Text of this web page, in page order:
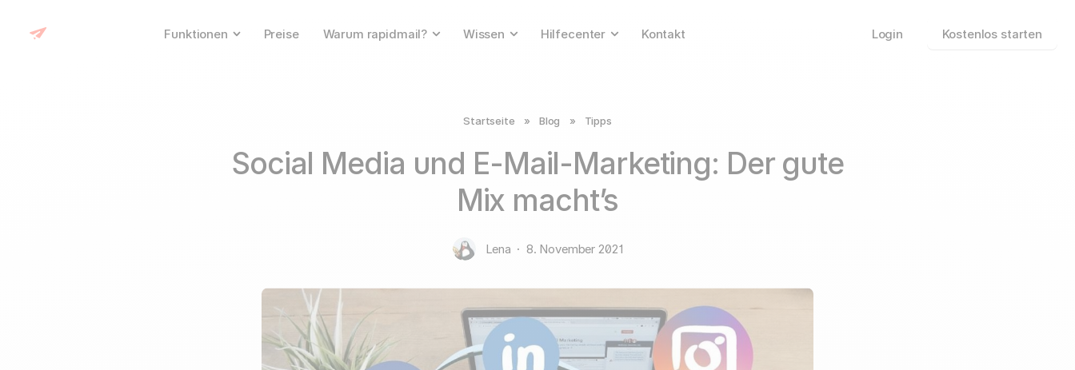
Funktionen Preise Warum rapidmail? Wissen Hilfecenter Kontakt Login Kostenlos starten
Startseite » Blog » Tipps
Social Media und E-Mail-Marketing: Der gute
Mix macht’s
Lena · 8. November 2021